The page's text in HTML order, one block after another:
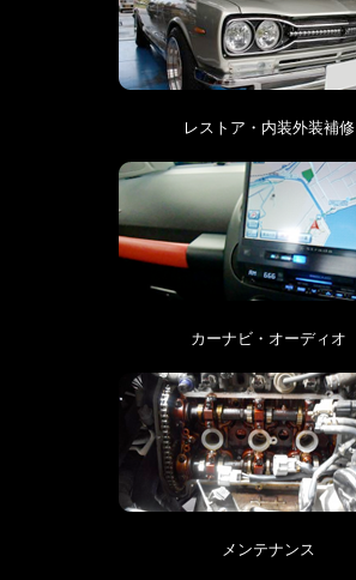
レストア・内装外装補修
カーナビ・オーディオ
メンテナンス